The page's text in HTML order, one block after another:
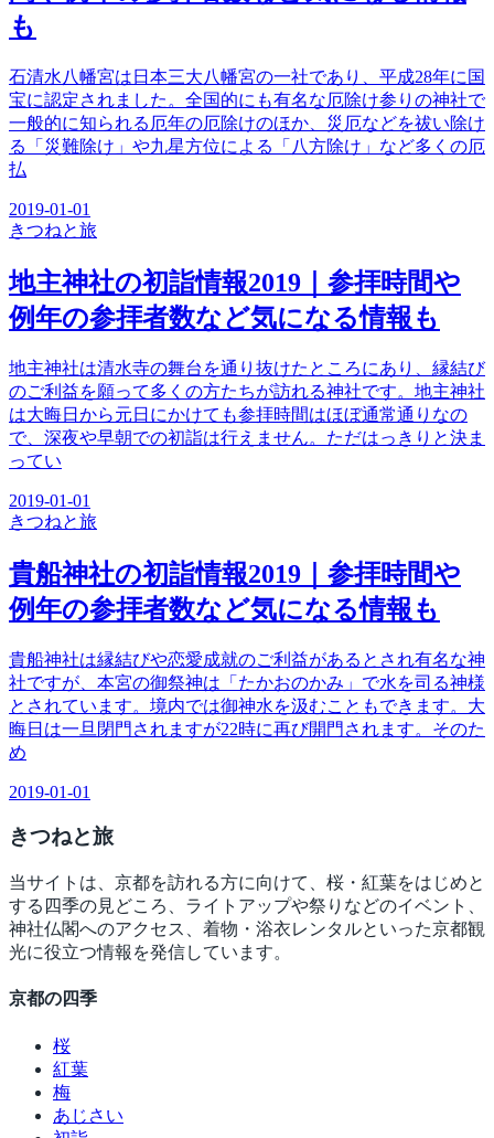
も
石清水八幡宮は日本三大八幡宮の一社であり、平成28年に国
宝に認定されました。全国的にも有名な厄除け参りの神社で
一般的に知られる厄年の厄除けのほか、災厄などを祓い除け
る「災難除け」や九星方位による「八方除け」など多くの厄
払
2019-01-01
きつねと旅
地主神社の初詣情報2019｜参拝時間や
例年の参拝者数など気になる情報も
地主神社は清水寺の舞台を通り抜けたところにあり、縁結び
のご利益を願って多くの方たちが訪れる神社です。地主神社
は大晦日から元日にかけても参拝時間はほぼ通常通りなの
で、深夜や早朝での初詣は行えません。ただはっきりと決ま
ってい
2019-01-01
きつねと旅
貴船神社の初詣情報2019｜参拝時間や
例年の参拝者数など気になる情報も
貴船神社は縁結びや恋愛成就のご利益があるとされ有名な神
社ですが、本宮の御祭神は「たかおのかみ」で水を司る神様
とされています。境内では御神水を汲むこともできます。大
晦日は一旦閉門されますが22時に再び開門されます。そのた
め
2019-01-01
きつねと旅
当サイトは、京都を訪れる方に向けて、桜・紅葉をはじめと
する四季の見どころ、ライトアップや祭りなどのイベント、
神社仏閣へのアクセス、着物・浴衣レンタルといった京都観
光に役立つ情報を発信しています。
京都の四季
桜
紅葉
梅
あじさい